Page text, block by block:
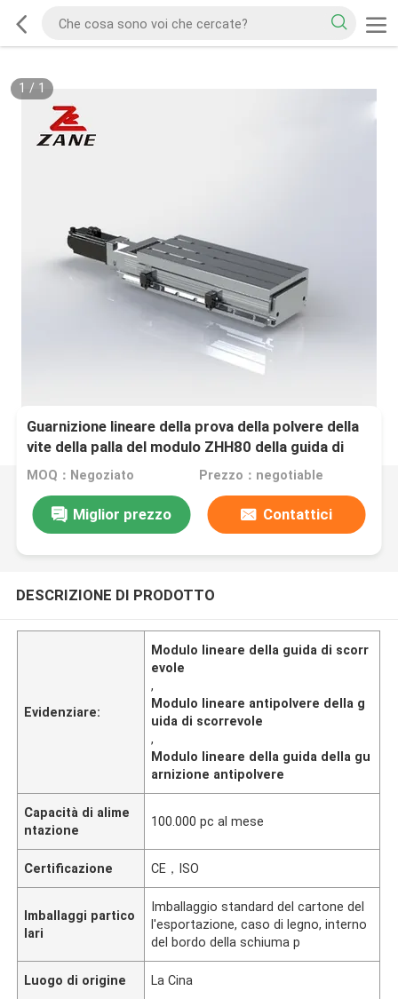
1 / 1
Guarnizione lineare della prova della polvere della
vite della palla del modulo ZHH80 della guida di
scorrevole di alta precisione
MOQ：Negoziato Prezzo：negotiable
Miglior prezzo Contattici
DESCRIZIONE DI PRODOTTO
Evidenziare:
Modulo lineare della guida di scorr
evole
,
Modulo lineare antipolvere della g
uida di scorrevole
,
Modulo lineare della guida della gu
arnizione antipolvere
Capacità di alime
ntazione
100.000 pc al mese
Certificazione CE，ISO
Imballaggi partico
lari
Imballaggio standard del cartone del
l'esportazione, caso di legno, interno
del bordo della schiuma p
Luogo di origine La Cina